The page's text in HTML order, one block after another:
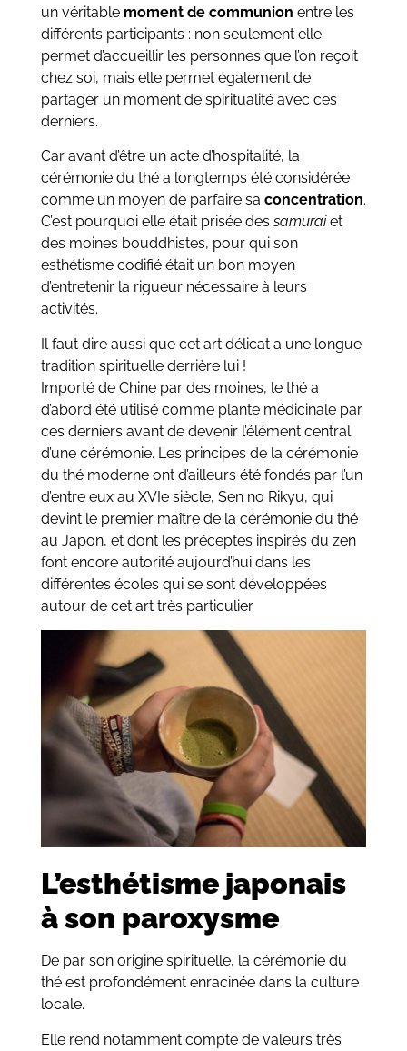
un véritable moment de communion entre les
différents participants : non seulement elle
permet d’accueillir les personnes que l’on reçoit
chez soi, mais elle permet également de
partager un moment de spiritualité avec ces
derniers.
Car avant d’être un acte d’hospitalité, la
cérémonie du thé a longtemps été considérée
comme un moyen de parfaire sa concentration.
C’est pourquoi elle était prisée dessamuraiet
des moines bouddhistes, pour qui son
esthétisme codifié était un bon moyen
d’entretenir la rigueur nécessaire à leurs
activités.
Il faut dire aussi que cet art délicat a une longue
tradition spirituelle derrière lui !
Importé de Chine par des moines, le thé a
d’abord été utilisé comme plante médicinale par
ces derniers avant de devenir l’élément central
d’une cérémonie. Les principes de la cérémonie
du thé moderne ont d’ailleurs été fondés par l’un
d’entre eux au XVIe siècle, Sen no Rikyu, qui
devint le premier maître de la cérémonie du thé
au Japon, et dont les préceptes inspirés du zen
font encore autorité aujourd’hui dans les
différentes écoles qui se sont développées
autour de cet art très particulier.
L’esthétisme japonais
à son paroxysme
De par son origine spirituelle, la cérémonie du
thé est profondément enracinée dans la culture
locale.
Elle rend notamment compte de valeurs très